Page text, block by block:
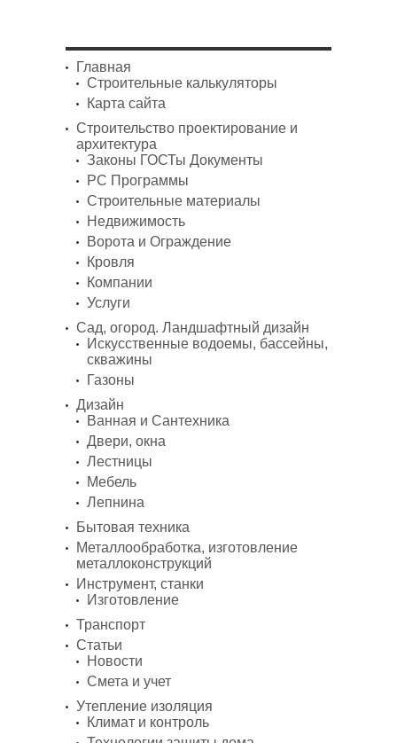
Главная
Строительные калькуляторы
Карта сайта
Строительство проектирование и
архитектура
Законы ГОСТы Документы
PC Программы
Строительные материалы
Недвижимость
Ворота и Ограждение
Кровля
Компании
Услуги
Сад, огород. Ландшафтный дизайн
Искусственные водоемы, бассейны,
скважины
Газоны
Дизайн
Ванная и Сантехника
Двери, окна
Лестницы
Мебель
Лепнина
Бытовая техника
Металлообработка, изготовление
металлоконструкций
Инструмент, станки
Изготовление
Транспорт
Статьи
Новости
Смета и учет
Утепление изоляция
Климат и контроль